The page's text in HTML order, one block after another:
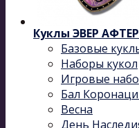
Куклы ЭВЕР АФТЕР
Базовые
Наборы кукол
Игровые
Бал
Весна
День